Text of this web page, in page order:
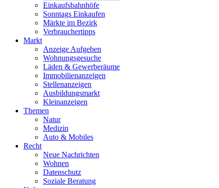
Einkaufsbahnhöfe
Sonntags Einkaufen
Märkte im Bezirk
Verbrauchertipps
Markt
Anzeige Aufgeben
Wohnungsgesuche
Läden & Gewerberäume
Immobilienanzeigen
Stellenanzeigen
Ausbildungsmarkt
Kleinanzeigen
Themen
Natur
Medizin
Auto & Mobiles
Recht
Neue Nachrichten
Wohnen
Datenschutz
Soziale Beratung